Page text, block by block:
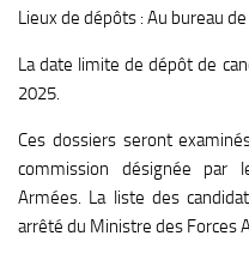
Lieux de dépôts : Au bureau
La date limite de dépôt de
2025.
Ces dossiers seront
commission désignée par
Armées. La liste des
arrêté du Ministre des Forces